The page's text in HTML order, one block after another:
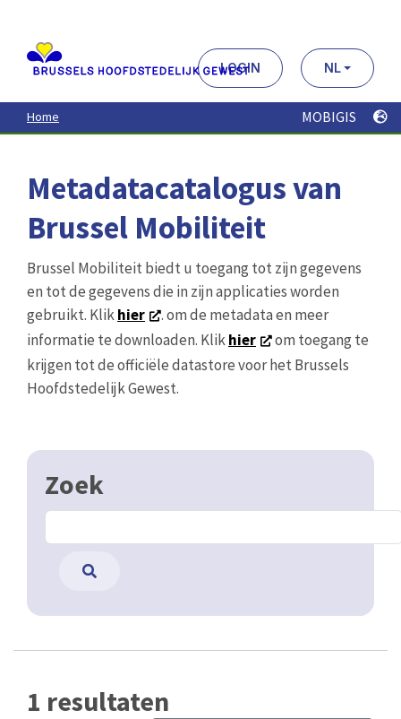
contenu
principal
LOGIN NL
Home MOBIGIS
Metadatacatalogus van
Brussel Mobiliteit
Brussel Mobiliteit biedt u toegang tot zijn gegevens
en tot de gegevens die in zijn applicaties worden
gebruikt. Klikhier
. om de metadata en meer
informatie te downloaden. Klikhier
om toegang te
krijgen tot de officiële datastore voor het Brussels
Hoofdstedelijk Gewest.
Zoek
1 resultaten